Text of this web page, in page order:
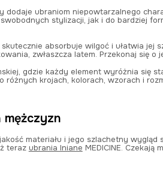
ubraniom niepowtarzalnego
stylizacji, jak i do bardziej
absorbuje wilgoć i ułatwia jej
zwłaszcza latem. Przekonaj się o
gdzie każdy element wyróżnia się
różnych krojach, kolorach, wzorach i
materiału i jego szlachetny
teraz ubrania lniane MEDICINE. Czekają